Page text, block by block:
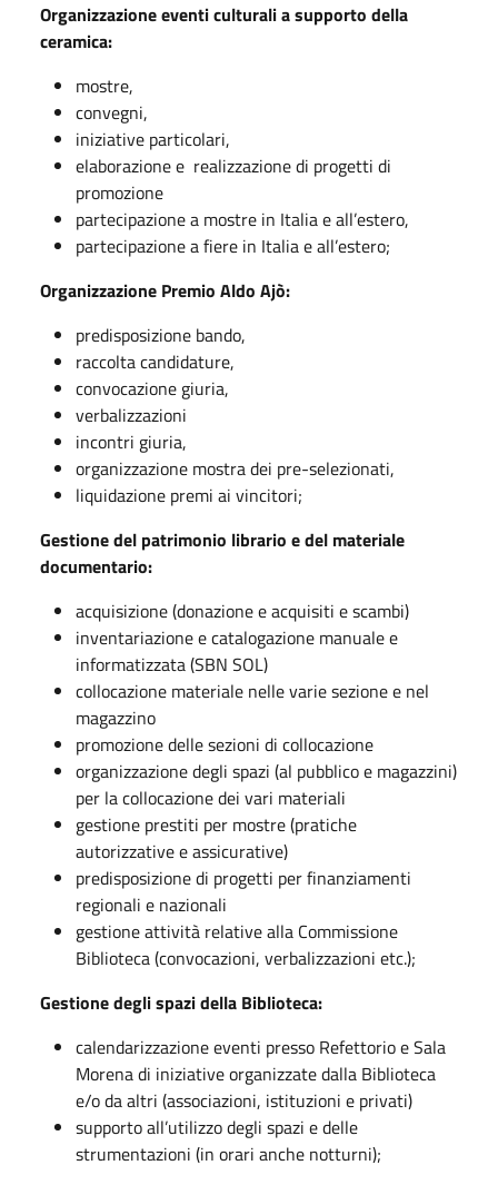
Organizzazione eventi culturali a supporto della
ceramica:
mostre,
convegni,
iniziative particolari,
elaborazione e realizzazione di progetti di
promozione
partecipazione a mostre in Italia e all’estero,
partecipazione a fiere in Italia e all’estero;
Organizzazione Premio Aldo Ajò:
predisposizione bando,
raccolta candidature,
convocazione giuria,
verbalizzazioni
incontri giuria,
organizzazione mostra dei pre-selezionati,
liquidazione premi ai vincitori;
Gestione del patrimonio librario e del materiale
documentario:
acquisizione (donazione e acquisiti e scambi)
inventariazione e catalogazione manuale e
informatizzata (SBN SOL)
collocazione materiale nelle varie sezione e nel
magazzino
promozione delle sezioni di collocazione
organizzazione degli spazi (al pubblico e magazzini)
per la collocazione dei vari materiali
gestione prestiti per mostre (pratiche
autorizzative e assicurative)
predisposizione di progetti per finanziamenti
regionali e nazionali
gestione attività relative alla Commissione
Biblioteca (convocazioni, verbalizzazioni etc.);
Gestione degli spazi della Biblioteca:
calendarizzazione eventi presso Refettorio e Sala
Morena di iniziative organizzate dalla Biblioteca
e/o da altri (associazioni, istituzioni e privati)
supporto all’utilizzo degli spazi e delle
strumentazioni (in orari anche notturni);